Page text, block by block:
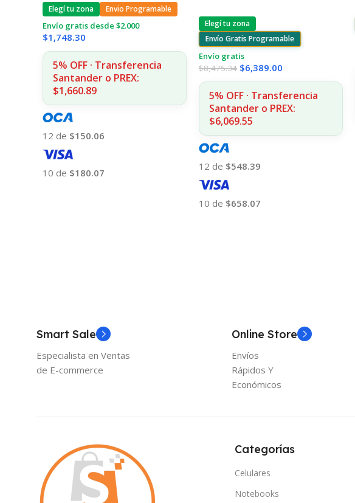
Elegí tu zona Envio Programable
Envío gratis desde $2.000
$1,748.30
5% OFF · Transferencia
Santander o PREX:
$1,660.89
12 de $150.06
10 de $180.07
Elegí tu zona
Envío Gratis Programable
Envío gratis
$8,475.34 $6,389.00
5% OFF · Transferencia
Santander o PREX:
$6,069.55
12 de $548.39
10 de $658.07
Smart Sale
Especialista en Ventas
de E-commerce
Online Store
Envíos
Rápidos Y
Económicos
Categorías
Celulares
Notebooks